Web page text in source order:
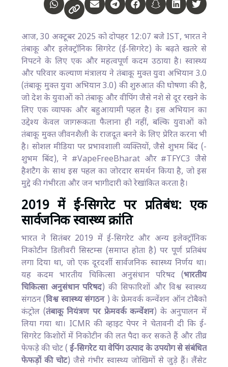
आज, 30 अक्टूबर 2025 को दोपहर 12:07 बजे IST, भारत ने
तंबाकू और इलेक्ट्रॉनिक सिगरेट (ई-सिगरेट) के बढ़ते खतरे से
निपटने के लिए एक और महत्वपूर्ण कदम उठाया है। स्वास्थ्य
और परिवार कल्याण मंत्रालय ने तंबाकू मुक्त युवा अभियान 3.0
(तंबाकू मुक्त युवा अभियान 3.0) की शुरुआत की घोषणा की है,
जो देश के युवाओं को तंबाकू और वीपिंग जैसे नशे से दूर रखने के
लिए एक व्यापक और बहुआयामी पहल है। इस अभियान का
उद्देश्य केवल जागरूकता फैलाना ही नहीं, बल्कि युवाओं को
तंबाकू मुक्त जीवनशैली के राजदूत बनने के लिए प्रेरित करना भी
है। सोशल मीडिया पर प्रभावशाली व्यक्तियों, जैसे शुभम बिंद (-
शुभम बिंद), ने #VapeFreeBharat और #TFYC3 जैसे
हैशटैग के साथ इस पहल का जोरदार समर्थन किया है, जो इस
मुद्दे की गंभीरता और जन भागीदारी को रेखांकित करता है।
2019 में ई-सिगरेट पर प्रतिबंध: एक
सार्वजनिक स्वास्थ्य क्रांति
भारत ने सितंबर 2019 में ई-सिगरेट और अन्य इलेक्ट्रॉनिक
निकोटीन डिलीवरी सिस्टम्स (समाप्त होता है) पर पूर्ण प्रतिबंध
लगा दिया था, जो एक दूरदर्शी सार्वजनिक स्वास्थ्य निर्णय था।
यह कदम भारतीय चिकित्सा अनुसंधान परिषद (भारतीय
चिकित्सा अनुसंधान परिषद) की सिफारिशों और विश्व स्वास्थ्य
संगठन (विश्व स्वास्थ्य संगठन) के फ्रेमवर्क कन्वेंशन ऑन टोबैको
कंट्रोल (तंबाकू नियंत्रण पर फ्रेमवर्क कन्वेंशन) के अनुपालन में
लिया गया था। ICMR की व्हाइट पेपर ने चेतावनी दी कि ई-
सिगरेट किशोरों में निकोटीन की लत पैदा कर सकते हैं और तीव्र
फेफड़े की चोट ( ई-सिगरेट या वेपिंग उत्पाद के उपयोग से संबंधित
फेफड़ों की चोट) जैसे गंभीर स्वास्थ्य जोखिमों से जुड़े हैं। लैंसेट